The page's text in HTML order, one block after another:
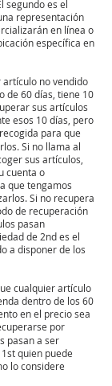
segundo es el
representación
en línea o
específica en
no vendido
de 60 días, tiene 10
sus artículos
esos 10 días, pero
para que
Si no llama al
sus artículos,
cuenta o
que tengamos
Si no recupera
de recuperación
pasan
de 2nd es el
a disponer de los
cualquier artículo
dentro de los 60
en el precio sea
por
pasan a ser
quien puede
lo considere